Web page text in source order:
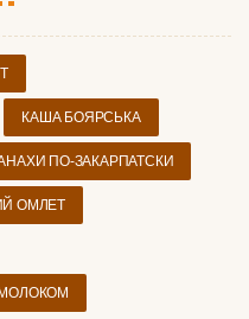
КАША БОЯРСЬКА
ПО-ЗАКАРПАТСКИ
ОМЛЕТ